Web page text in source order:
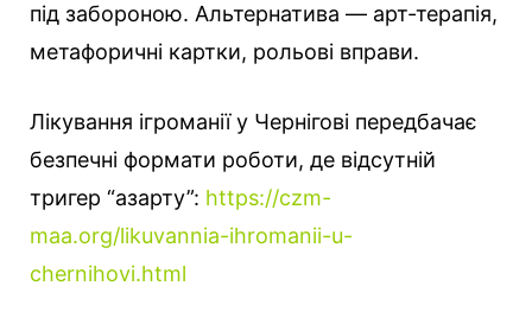
під забороною. Альтернатива — арт-терапія,
метафоричні картки, рольові вправи.
Лікування ігроманії у Чернігові передбачає
безпечні формати роботи, де відсутній
тригер “азарту”: https://czm-
maa.org/likuvannia-ihromanii-u-
chernihovi.html